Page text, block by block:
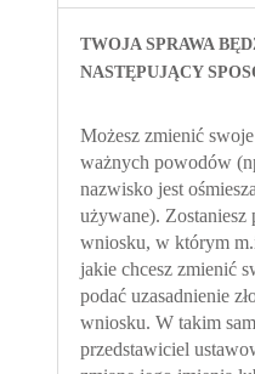
TWOJA SPRAWA
NASTĘPUJĄCY
Możesz zmienić
ważnych powodów
nazwisko jest
używane). Zostaniesz
wniosku, w którym
jakie chcesz zmienić
podać uzasadnienie
wniosku. W takim
przedstawiciel